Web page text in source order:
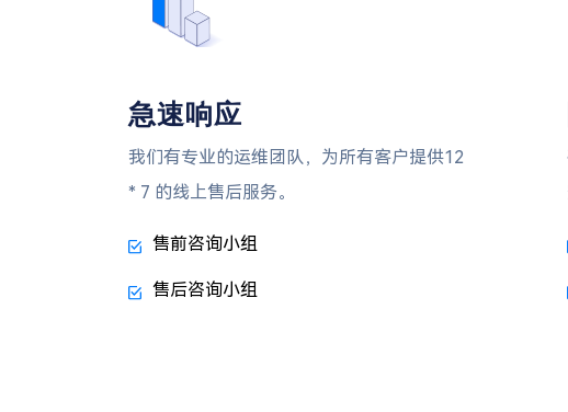
急速响应
我们有专业的运维团队，为所有客户提供12
* 7 的线上售后服务。
售前咨询小组
售后咨询小组